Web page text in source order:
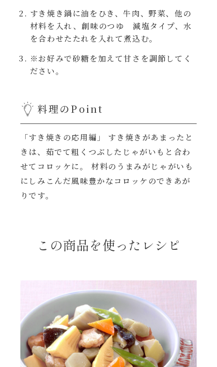
炊飯器
ホットプレート
レンジ調理
節分
ひなまつり
こどもの日
運動会
年末年始
その他
ハコネーゼ ボロネーゼ
ハコネーゼ カルボナーラ
ハコネーゼ イカスミ
ハコネーゼ ボンゴレ
ハコネーゼ アラビアータ
ハコネーゼ クリーミーボロネーゼ
すき焼き鍋に油をひき、牛肉、野菜、他の
材料を入れ、創味のつゆ 減塩タイプ、水
を合わせたたれを入れて煮込む。
※お好みで砂糖を加えて甘さを調節してく
ださい。
料理のPoint
「すき焼きの応用編」 すき焼きがあまったと
きは、茹でて粗くつぶしたじゃがいもと合わ
せてコロッケに。 材料のうまみがじゃがいも
にしみこんだ風味豊かなコロッケのできあが
りです。
この商品を使ったレシピ